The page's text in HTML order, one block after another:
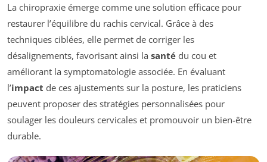
La chiropraxie émerge comme une solution efficace pour
restaurer l’équilibre du rachis cervical. Grâce à des
techniques ciblées, elle permet de corriger les
désalignements, favorisant ainsi la santé du cou et
améliorant la symptomatologie associée. En évaluant
l’impact de ces ajustements sur la posture, les praticiens
peuvent proposer des stratégies personnalisées pour
soulager les douleurs cervicales et promouvoir un bien-être
durable.